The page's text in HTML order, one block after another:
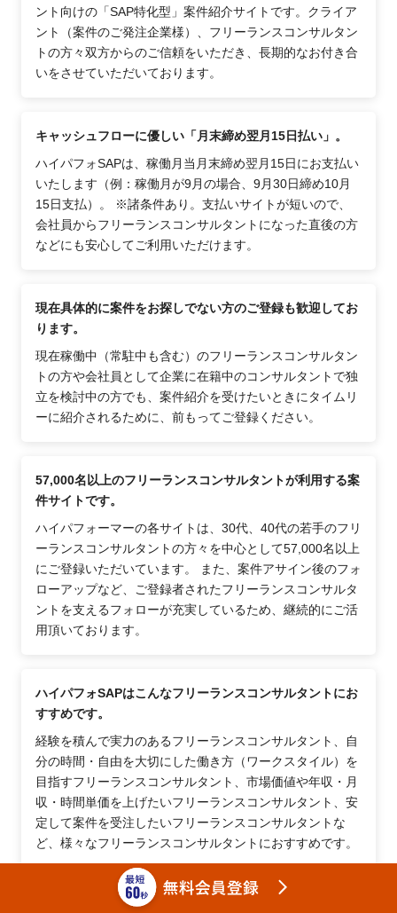
ント向けの「SAP特化型」案件紹介サイトです。クライア
ント（案件のご発注企業様）、フリーランスコンサルタン
トの方々双方からのご信頼をいただき、長期的なお付き合
いをさせていただいております。
キャッシュフローに優しい「月末締め翌月15日払い」。
ハイパフォSAPは、稼働月当月末締め翌月15日にお支払い
いたします（例：稼働月が9月の場合、9月30日締め10月
15日支払）。 ※諸条件あり。支払いサイトが短いので、
会社員からフリーランスコンサルタントになった直後の方
などにも安心してご利用いただけます。
現在具体的に案件をお探しでない方のご登録も歓迎してお
ります。
現在稼働中（常駐中も含む）のフリーランスコンサルタン
トの方や会社員として企業に在籍中のコンサルタントで独
立を検討中の方でも、案件紹介を受けたいときにタイムリ
ーに紹介されるために、前もってご登録ください。
57,000名以上のフリーランスコンサルタントが利用する案
件サイトです。
ハイパフォーマーの各サイトは、30代、40代の若手のフリ
ーランスコンサルタントの方々を中心として57,000名以上
にご登録いただいています。 また、案件アサイン後のフォ
ローアップなど、ご登録者されたフリーランスコンサルタ
ントを支えるフォローが充実しているため、継続的にご活
用頂いております。
ハイパフォSAPはこんなフリーランスコンサルタントにお
すすめです。
経験を積んで実力のあるフリーランスコンサルタント、自
分の時間・自由を大切にした働き方（ワークスタイル）を
目指すフリーランスコンサルタント、市場価値や年収・月
収・時間単価を上げたいフリーランスコンサルタント、安
定して案件を受注したいフリーランスコンサルタントな
ど、様々なフリーランスコンサルタントにおすすめです。
フリーランスコンサルタントが案件紹介サイトを利用する